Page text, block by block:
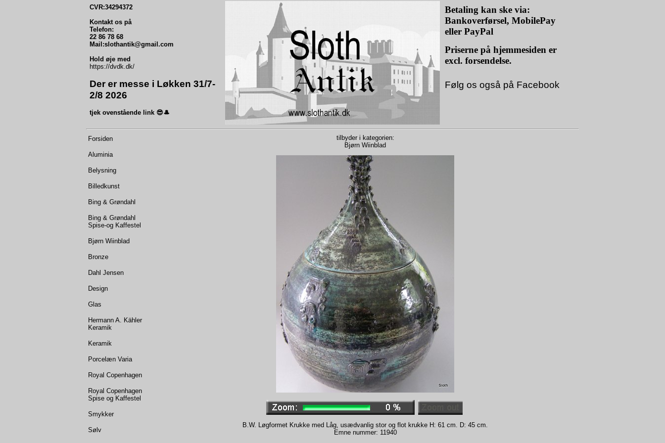
CVR:34294372
Kontakt os på
Telefon:
22 86 78 68
Mail:slothantik@gmail.com
Hold øje med
https://dvdk.dk/
Der er messe i Løkken 31/7-
2/8 2026
tjek ovenstående link 😎🎩
Betaling kan ske via:
Bankoverførsel, MobilePay
eller PayPal
Priserne på hjemmesiden er
excl. forsendelse.
Følg os også på Facebook
Forsiden
Aluminia
Belysning
Billedkunst
Bing & Grøndahl
Bing & Grøndahl
Spise-og Kaffestel
Bjørn Wiinblad
Bronze
Dahl Jensen
Design
Glas
Hermann A. Kähler
Keramik
Keramik
Porcelæn Varia
Royal Copenhagen
Royal Copenhagen
Spise og Kaffestel
Smykker
Sølv
tilbyder i kategorien:
Bjørn Wiinblad
B.W. Løgformet Krukke med Låg, usædvanlig stor og flot krukke H: 61 cm. D: 45 cm.
Emne nummer: 11940